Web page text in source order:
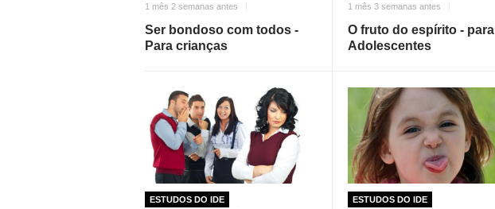
1 mês 2 semanas antes
Ser bondoso com todos -
Para crianças
1 mês 3 semanas antes
O fruto do espírito - para
Adolescentes
ESTUDOS DO IDE
ESTUDOS DO IDE